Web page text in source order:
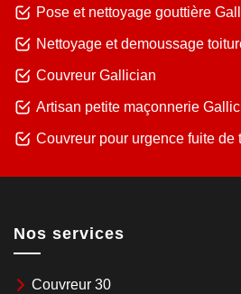
Pose et nettoyage gouttière
Nettoyage et demoussage
Couvreur Gallician
Artisan petite maçonnerie
Couvreur pour urgence fuite
Nos services
Couvreur 30